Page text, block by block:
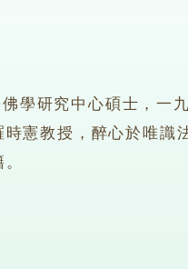
研究中心碩士，一
憲教授，醉心於唯